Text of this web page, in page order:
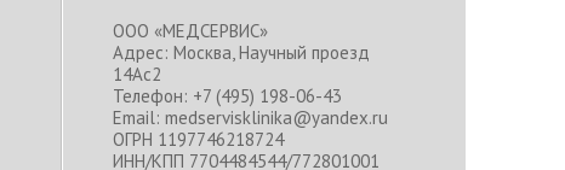
ООО «МЕДСЕРВИС»
Адрес: Москва, Научный проезд
14Ас2
Телефон: +7 (495) 198-06-43
Email: medservisklinika@yandex.ru
ОГРН 1197746218724
ИНН/КПП 7704484544/772801001